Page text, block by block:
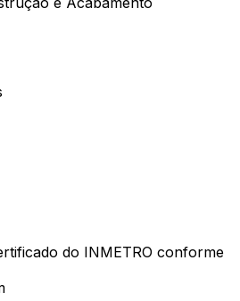
do INMETRO conforme